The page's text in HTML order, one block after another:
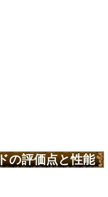
の評価点と性能